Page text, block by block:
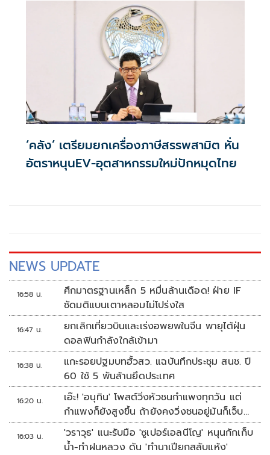
‘คลัง’ เตรียมยกเครื่องภาษีสรรพสามิต หั่น
อัตราหนุนEV-อุตสาหกรรมใหม่ปักหมุดไทย
NEWS UPDATE
16:58 น.
ศึกมาตรฐานเหล็ก 5 หมื่นล้านเดือด! ฝ่าย IF
ซัดมติแบนเตาหลอมไม่โปร่งใส
16:47 น.
ยกเลิกเที่ยวบินและเร่งอพยพในจีน พายุไต้ฝุ่น
ดอลฟินกำลังใกล้เข้ามา
16:38 น.
แกะรอยปฐมบทฮั้วสว. แฉบันทึกประชุม สนช. ปี
60 ใช้ 5 พันล้านยึดประเทศ
16:20 น.
เอ๊ะ! 'อนุทิน' โพสต์วิ่งหัวชนกำแพงทุกวัน แต่
กำแพงก็ยังสูงขึ้น ถ้ายังคงวิ่งชนอยู่มันก็เจ็บ
หัวอีก
16:03 น.
'วราวุธ' แนะรับมือ 'ซูเปอร์เอลนีโญ' หนุนกักเก็บ
น้ำ-ทำฝนหลวง ดัน 'ทำนาเปียกสลับแห้ง'